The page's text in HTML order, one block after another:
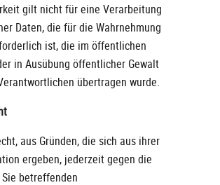
gilt nicht für eine Verarbeitung
Daten, die für die Wahrnehmung
ist, die im öffentlichen
in Ausübung öffentlicher Gewalt
übertragen wurde.
aus Gründen, die sich aus ihrer
ergeben, jederzeit gegen die
betreffenden